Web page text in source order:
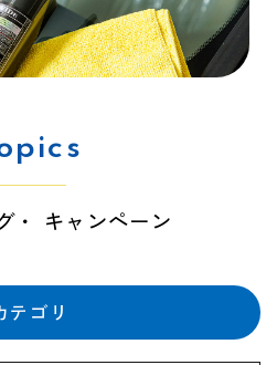
・ キャンペーン
テゴリ